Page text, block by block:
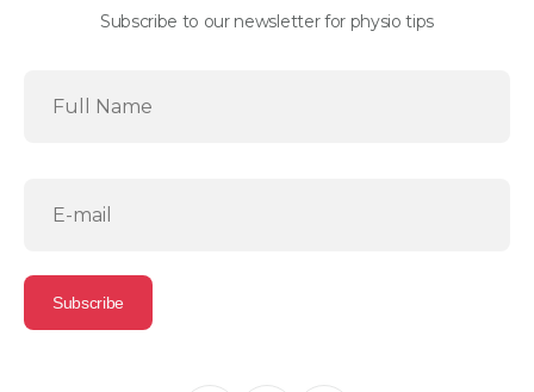
Subscribe to our newsletter for physio tips